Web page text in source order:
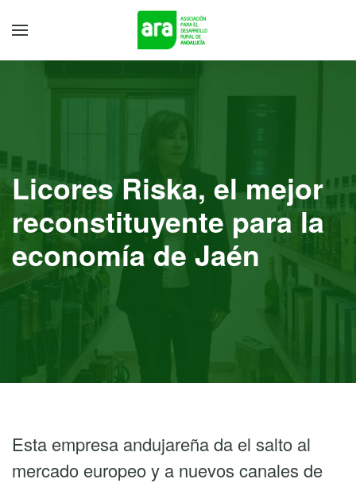
Licores Riska, el mejor
reconstituyente para la
economía de Jaén
Esta empresa andujareña da el salto al
mercado europeo y a nuevos canales de